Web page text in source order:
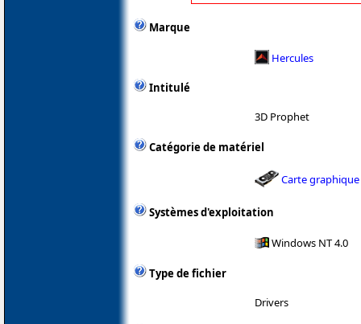
Marque
Hercules
Intitulé
3D Prophet
Catégorie de matériel
Carte graphique
Systèmes d'exploitation
Windows NT 4.0
Type de fichier
Drivers